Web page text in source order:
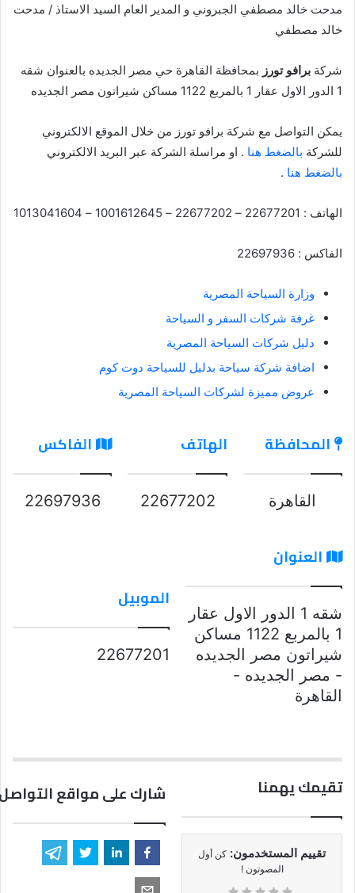
مدحت خالد مصطفي الجبروني و المدير العام السيد الاستاذ / مدحت
خالد مصطفي
شركة برافو تورز بمحافظة القاهرة حي مصر الجديده بالعنوان شقه
1 الدور الاول عقار 1 بالمربع 1122 مساكن شيراتون مصر الجديده
يمكن التواصل مع شركة برافو تورز من خلال الموقع الالكتروني
للشركة بالضغط هنا . او مراسلة الشركة عبر البريد الالكتروني
بالضغط هنا .
الهاتف : 22677201 – 22677202 – 1001612645 – 1013041604
الفاكس : 22697936
وزارة السياحة المصرية
غرفة شركات السفر و السياحة
دليل شركات السياحة المصرية
اضافة شركة سياحة بدليل للسياحة دوت كوم
عروض مميزة لشركات السياحة المصرية
المحافظة
القاهرة
الهاتف
22677202
الفاكس
22697936
العنوان
شقه 1 الدور الاول عقار
1 بالمربع 1122 مساكن
شيراتون مصر الجديده
- مصر الجديده -
القاهرة
الموبيل
22677201
تقيمك يهمنا
تقييم المستخدمون: كن أول
المصوتون !
شارك على مواقع